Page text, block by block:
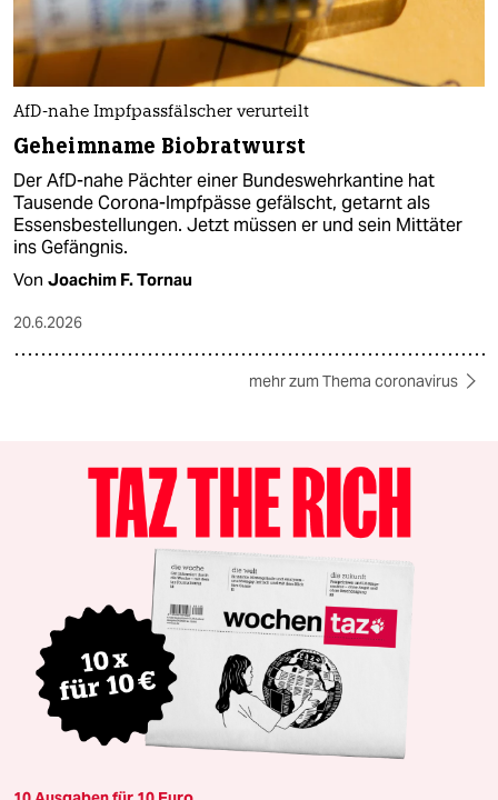
AfD-nahe Impfpassfälscher verurteilt
Geheimname Biobratwurst
Der AfD-nahe Pächter einer Bundeswehrkantine hat
Tausende Corona-Impfpässe gefälscht, getarnt als
Essensbestellungen. Jetzt müssen er und sein Mittäter
ins Gefängnis.
Von Joachim F. Tornau
20.6.2026
mehr zum Thema coronavirus